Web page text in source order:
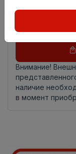
происхождения
Осталось114
Внимание!
наличие
в момент